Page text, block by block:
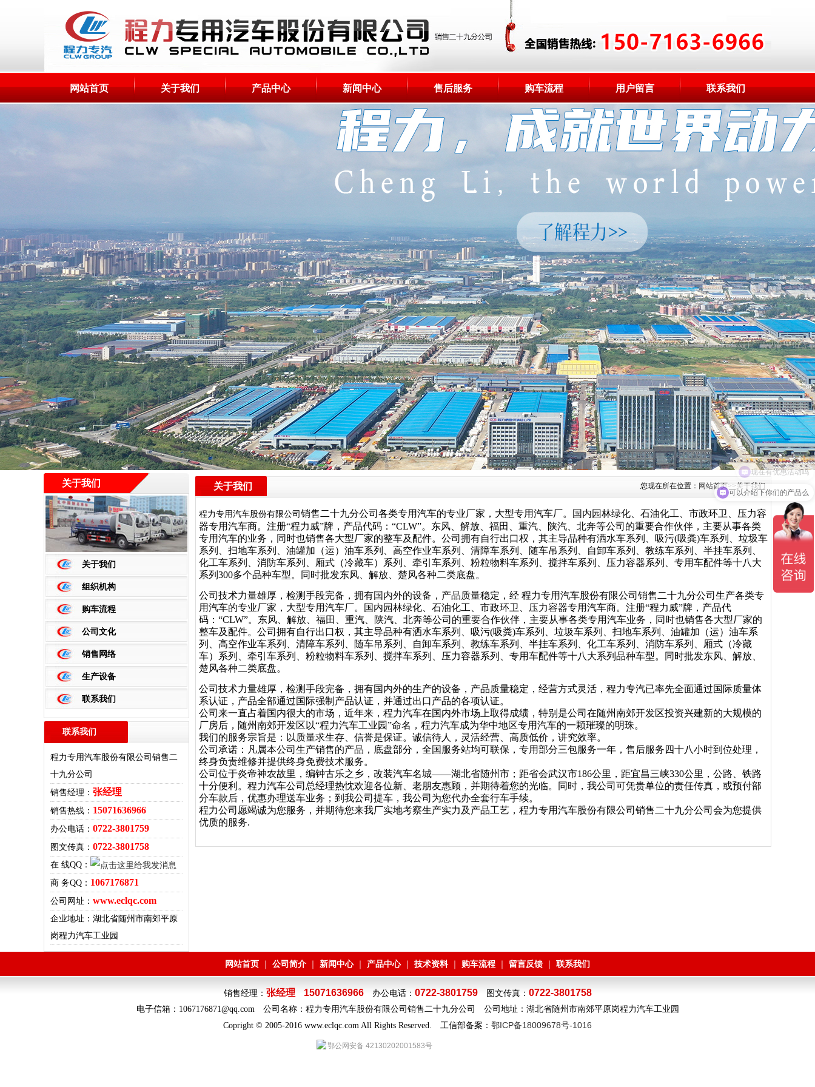
网站首页 关于我们 产品中心 新闻中心 售后服务 购车流程 用户留言 联系我们
关于我们
关于我们
组织机构
购车流程
公司文化
销售网络
生产设备
联系我们
联系我们 更多>>
程力专用汽车股份有限公司销售二
十九分公司
销售经理： 张经理
销售热线： 15071636966
办公电话： 0722-3801759
图文传真： 0722-3801758
在 线QQ：
商 务QQ： 1067176871
公司网址： www.eclqc.com
企业地址：湖北省随州市南郊平原
岗程力汽车工业园
关于我们 您现在所在位置： 网站首页>>关于我们
程力专用汽车股份有限公司 销售二十九分公司 各类专用汽车的专业厂家，大型专用汽车厂。国内园林绿化、石油化工、市政环卫、压力容
器专用汽车商。注册“程力威”牌，产品代码：“CLW”。东风、解放、福田、重汽、陕汽、北奔等公司的重要合作伙伴，主要从事各类
专用汽车的业务，同时也销售各大型厂家的整车及配件。公司拥有自行出口权，其主导品种有洒水车系列、吸污(吸粪)车系列、垃圾车
系列、扫地车系列、油罐加（运）油车系列、高空作业车系列、清障车系列、随车吊系列、自卸车系列、教练车系列、半挂车系列、
化工车系列、消防车系列、厢式（冷藏车）系列、牵引车系列、粉粒物料车系列、搅拌车系列、压力容器系列、专用车配件等十八大
系列300多个品种车型。同时批发东风、解放、楚风各种二类底盘。
公司技术力量雄厚，检测手段完备，拥有国内外的设备，产品质量稳定，经 程力专用汽车股份有限公司 销售二十九分公司 生产各类专
用汽车的专业厂家，大型专用汽车厂。国内园林绿化、石油化工、市政环卫、压力容器专用汽车商。注册“程力威”牌，产品代
码：“CLW”。东风、解放、福田、重汽、陕汽、北奔等公司的重要合作伙伴，主要从事各类专用汽车业务，同时也销售各大型厂家的
整车及配件。公司拥有自行出口权，其主导品种有洒水车系列、吸污(吸粪)车系列、垃圾车系列、扫地车系列、油罐加（运）油车系
列、高空作业车系列、清障车系列、随车吊系列、自卸车系列、教练车系列、半挂车系列、化工车系列、消防车系列、厢式（冷藏
车）系列、牵引车系列、粉粒物料车系列、搅拌车系列、压力容器系列、专用车配件等十八大系列品种车型。同时批发东风、解放、
楚风各种二类底盘。
公司技术力量雄厚，检测手段完备，拥有国内外的生产的设备，产品质量稳定，经营方式灵活，程力专汽已率先全面通过国际质量体
系认证，产品全部通过国际强制产品认证，并通过出口产品的各项认证。
公司来一直占着国内很大的市场，近年来，程力汽车在国内外市场上取得成绩，特别是公司在随州南郊开发区投资兴建新的大规模的
厂房后，随州南郊开发区以“程力汽车工业园”命名，程力汽车成为华中地区专用汽车的一颗璀璨的明珠。
我们的服务宗旨是：以质量求生存、信誉是保证。诚信待人，灵活经营、高质低价，讲究效率。
公司承诺：凡属本公司生产销售的产品，底盘部分，全国服务站均可联保，专用部分三包服务一年，售后服务四十八小时到位处理，
终身负责维修并提供终身免费技术服务。
公司位于炎帝神农故里，编钟古乐之乡，改装汽车名城——湖北省随州市；距省会武汉市186公里，距宜昌三峡330公里，公路、铁路
十分便利。程力汽车公司总经理热忱欢迎各位新、老朋友惠顾，并期待着您的光临。同时，我公司可凭贵单位的责任传真，或预付部
分车款后，优惠办理送车业务；到我公司提车，我公司为您代办全套行车手续。
程力公司愿竭诚为您服务，并期待您来我厂实地考察生产实力及产品工艺，程力专用汽车股份有限公司 销售二十九分公司 会为您提供
优质的服务.
网站首页 公司简介 新闻中心｜ 产品中心｜ 技术资料｜ 购车流程 留言反馈 联系我们
销售经理： 张经理 15071636966办公电话： 0722-3801759图文传真： 0722-3801758
电子信箱：1067176871@qq.com 公司名称：程力专用汽车股份有限公司销售二十九分公司 公司地址：湖北省随州市南郊平原岗程力汽车工业园
Copright © 2005-2016 www.eclqc.com All Rights Reserved. 工信部备案： 鄂ICP备18009678号-1016
鄂公网安备 42130202001583号
可以介绍下你们的产品么